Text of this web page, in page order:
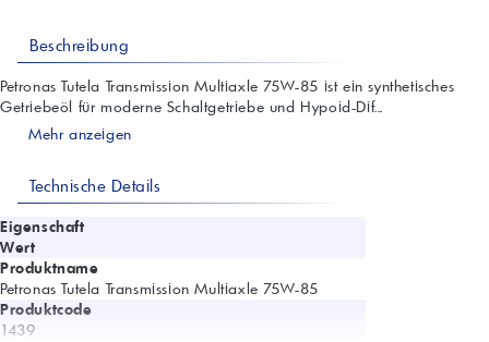
Beschreibung
Petronas Tutela Transmission Multiaxle 75W-85 ist ein synthetisches
Getriebeöl für moderne Schaltgetriebe und Hypoid-Dif...
Mehr anzeigen
Technische Details
Eigenschaft
Wert
Produktname
Petronas Tutela Transmission Multiaxle 75W-85
Produktcode
1439